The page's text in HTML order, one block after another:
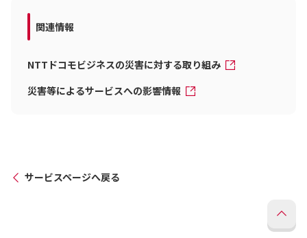
関連情報
NTTドコモビジネスの災害に対する取り組み
災害等によるサービスへの影響情報
サービスページへ戻る